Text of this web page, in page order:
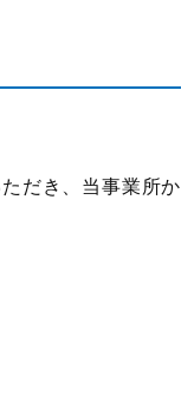
だき、当事業所か